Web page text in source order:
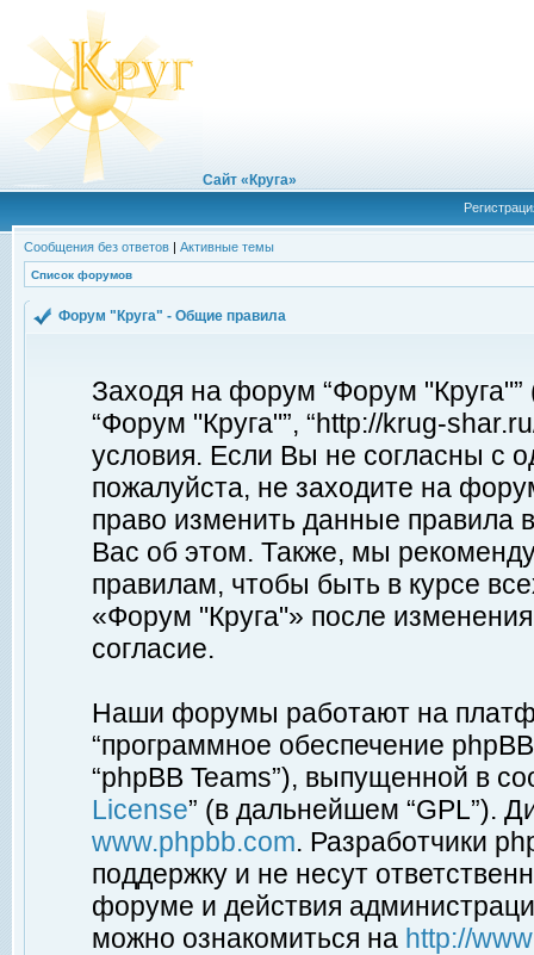
Сайт «Круга»
Сообщения без ответов | Активные темы
Список форумов
Форум "Круга" - Общие правила
Заходя на форум “Форум
“Форум "Круга"”, “http://krug-
условия. Если Вы не согласны с
пожалуйста, не заходите на
право изменить данные правила
Вас об этом. Также, мы
правилам, чтобы быть в курсе
«Форум "Круга"» после
согласие.
Наши форумы работают на
“программное обеспечение
“phpBB Teams”), выпущенной в
License” (в дальнейшем “GPL”).
www.phpbb.com. Разработчики
поддержку и не несут
форуме и действия
можно ознакомиться на http://